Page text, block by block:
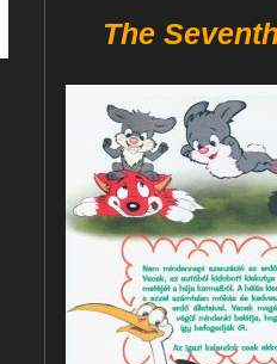
The